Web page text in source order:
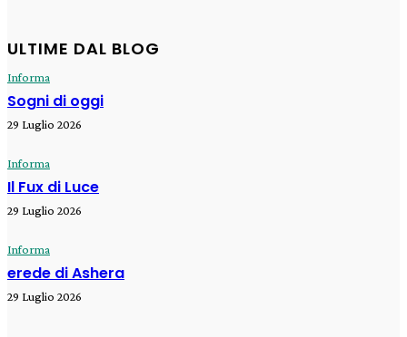
ULTIME DAL BLOG
Informa
Sogni di oggi
29 Luglio 2026
Informa
Il Fux di Luce
29 Luglio 2026
Informa
erede di Ashera
29 Luglio 2026